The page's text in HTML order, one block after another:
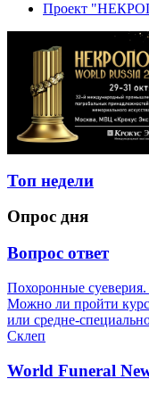
Проект
Топ недели
Опрос дня
Вопрос ответ
Похоронные
Можно ли пройти
или средне-
Склеп
World Funeral